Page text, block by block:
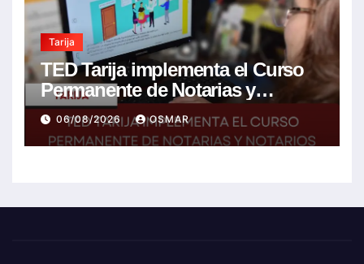
Tarija
TED Tarija implementa el Curso
Permanente de Notarias y
Notarios Electorales 2026
06/08/2026 OSMAR